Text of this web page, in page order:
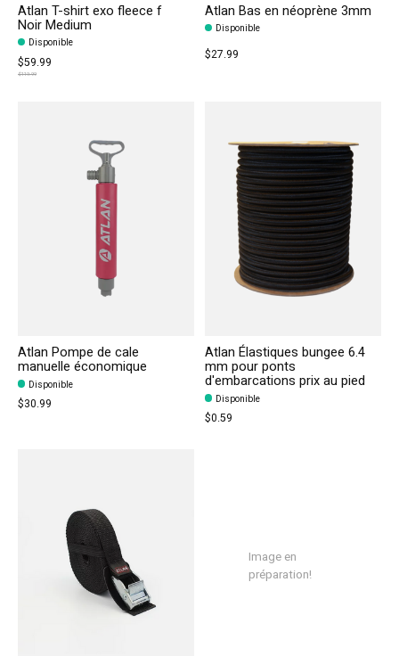
Atlan T-shirt exo fleece f
Noir Medium
Disponible
$59.99
$119.99
Atlan Bas en néoprène 3mm
Disponible
$27.99
Atlan Pompe de cale
manuelle économique
Disponible
$30.99
Atlan Élastiques bungee 6.4
mm pour ponts
d'embarcations prix au pied
Disponible
$0.59
Image en
préparation!